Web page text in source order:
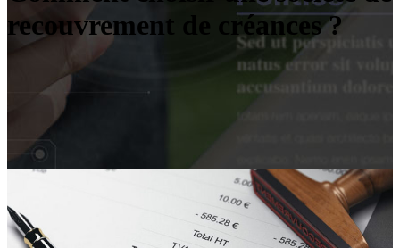
recouvrement de créances ?